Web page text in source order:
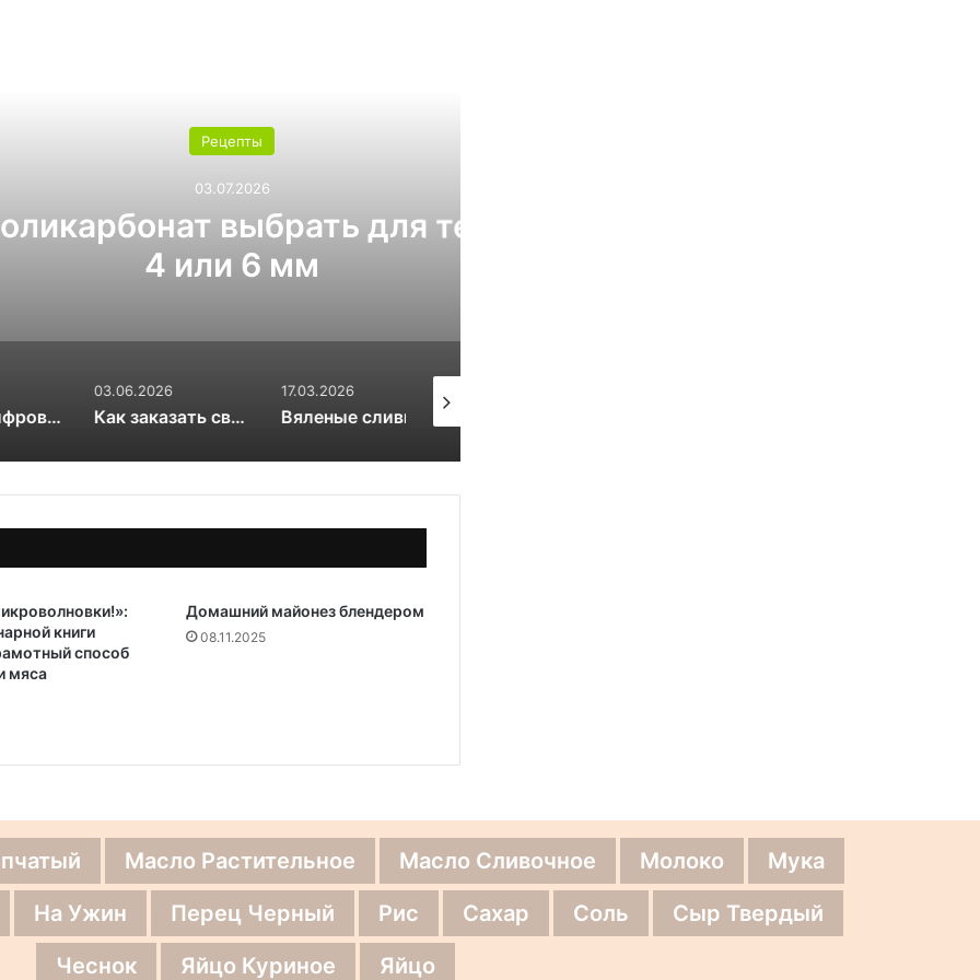
выбрать для теплицы:
OSINT и цифровой след RuDossier Telegram
03.06.2026
Как заказать свежие суши и роллы в Чайковском за 30 минут и почему это стоит попробовать попробовать
17.03.2026
Вяленые сливы — солнечная алхимия вкуса
книги
способ
мяса
Домашний майонез блендером
08.11.2025
Масло Растительное Масло Сливочное Молоко
Мука
На Ужин Перец Черный Рис Сахар Соль
Сыр Твердый
Чеснок
Яйцо Куриное Яйцо